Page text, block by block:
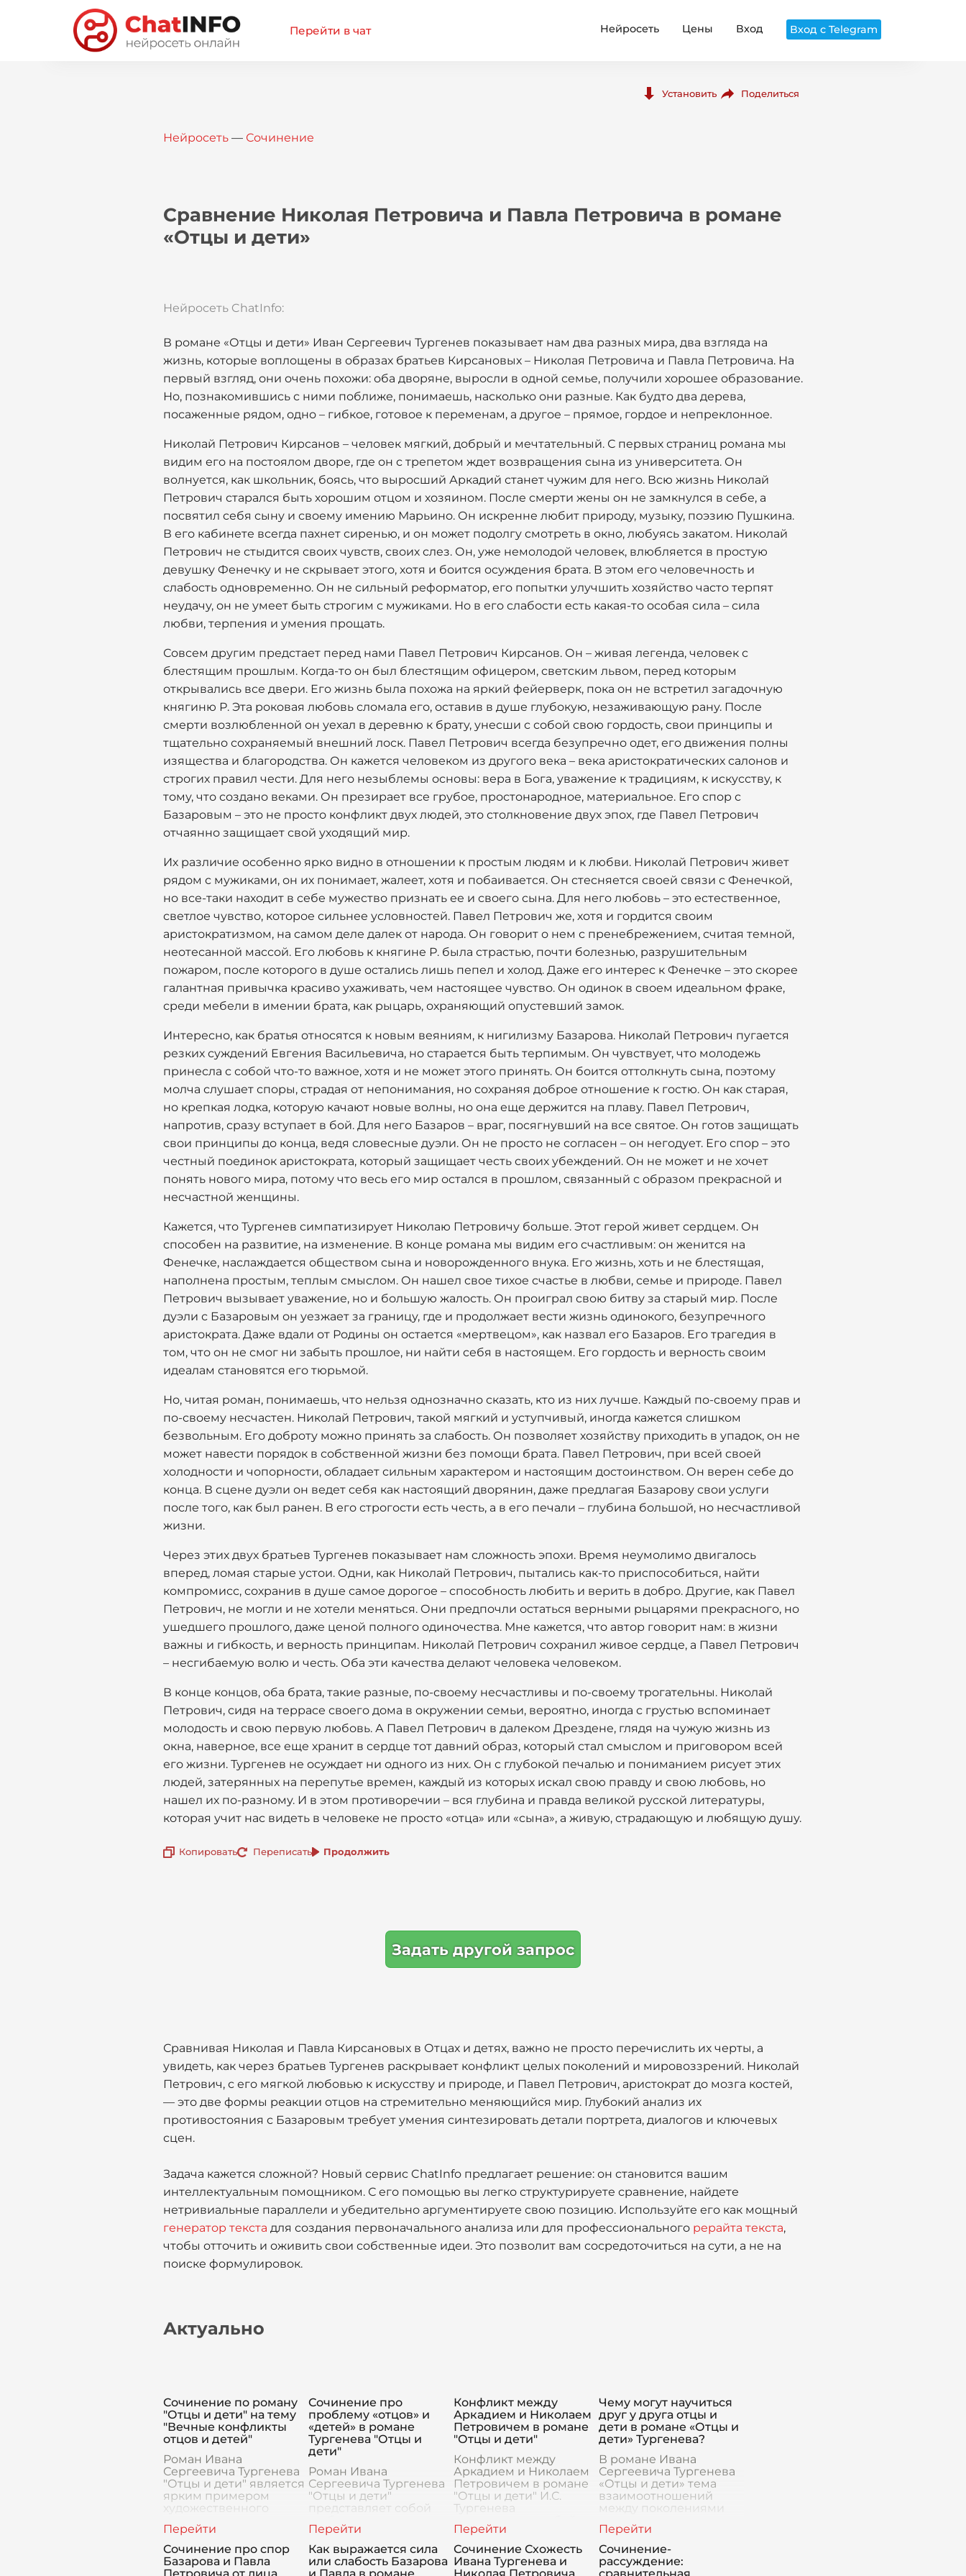
Перейти в чат Нейросеть Цены Вход Вход с Telegram
Установить Поделиться
Нейросеть — Сочинение
Сравнение Николая Петровича и Павла Петровича в романе
«Отцы и дети»
Нейросеть ChatInfo:
В романе «Отцы и дети» Иван Сергеевич Тургенев показывает нам два разных мира, два взгляда на
жизнь, которые воплощены в образах братьев Кирсановых – Николая Петровича и Павла Петровича. На
первый взгляд, они очень похожи: оба дворяне, выросли в одной семье, получили хорошее образование.
Но, познакомившись с ними поближе, понимаешь, насколько они разные. Как будто два дерева,
посаженные рядом, одно – гибкое, готовое к переменам, а другое – прямое, гордое и непреклонное.
Николай Петрович Кирсанов – человек мягкий, добрый и мечтательный. С первых страниц романа мы
видим его на постоялом дворе, где он с трепетом ждет возвращения сына из университета. Он
волнуется, как школьник, боясь, что выросший Аркадий станет чужим для него. Всю жизнь Николай
Петрович старался быть хорошим отцом и хозяином. После смерти жены он не замкнулся в себе, а
посвятил себя сыну и своему имению Марьино. Он искренне любит природу, музыку, поэзию Пушкина.
В его кабинете всегда пахнет сиренью, и он может подолгу смотреть в окно, любуясь закатом. Николай
Петрович не стыдится своих чувств, своих слез. Он, уже немолодой человек, влюбляется в простую
девушку Фенечку и не скрывает этого, хотя и боится осуждения брата. В этом его человечность и
слабость одновременно. Он не сильный реформатор, его попытки улучшить хозяйство часто терпят
неудачу, он не умеет быть строгим с мужиками. Но в его слабости есть какая-то особая сила – сила
любви, терпения и умения прощать.
Совсем другим предстает перед нами Павел Петрович Кирсанов. Он – живая легенда, человек с
блестящим прошлым. Когда-то он был блестящим офицером, светским львом, перед которым
открывались все двери. Его жизнь была похожа на яркий фейерверк, пока он не встретил загадочную
княгиню Р. Эта роковая любовь сломала его, оставив в душе глубокую, незаживающую рану. После
смерти возлюбленной он уехал в деревню к брату, унесши с собой свою гордость, свои принципы и
тщательно сохраняемый внешний лоск. Павел Петрович всегда безупречно одет, его движения полны
изящества и благородства. Он кажется человеком из другого века – века аристократических салонов и
строгих правил чести. Для него незыблемы основы: вера в Бога, уважение к традициям, к искусству, к
тому, что создано веками. Он презирает все грубое, простонародное, материальное. Его спор с
Базаровым – это не просто конфликт двух людей, это столкновение двух эпох, где Павел Петрович
отчаянно защищает свой уходящий мир.
Их различие особенно ярко видно в отношении к простым людям и к любви. Николай Петрович живет
рядом с мужиками, он их понимает, жалеет, хотя и побаивается. Он стесняется своей связи с Фенечкой,
но все-таки находит в себе мужество признать ее и своего сына. Для него любовь – это естественное,
светлое чувство, которое сильнее условностей. Павел Петрович же, хотя и гордится своим
аристократизмом, на самом деле далек от народа. Он говорит о нем с пренебрежением, считая темной,
неотесанной массой. Его любовь к княгине Р. была страстью, почти болезнью, разрушительным
пожаром, после которого в душе остались лишь пепел и холод. Даже его интерес к Фенечке – это скорее
галантная привычка красиво ухаживать, чем настоящее чувство. Он одинок в своем идеальном фраке,
среди мебели в имении брата, как рыцарь, охраняющий опустевший замок.
Интересно, как братья относятся к новым веяниям, к нигилизму Базарова. Николай Петрович пугается
резких суждений Евгения Васильевича, но старается быть терпимым. Он чувствует, что молодежь
принесла с собой что-то важное, хотя и не может этого принять. Он боится оттолкнуть сына, поэтому
молча слушает споры, страдая от непонимания, но сохраняя доброе отношение к гостю. Он как старая,
но крепкая лодка, которую качают новые волны, но она еще держится на плаву. Павел Петрович,
напротив, сразу вступает в бой. Для него Базаров – враг, посягнувший на все святое. Он готов защищать
свои принципы до конца, ведя словесные дуэли. Он не просто не согласен – он негодует. Его спор – это
честный поединок аристократа, который защищает честь своих убеждений. Он не может и не хочет
понять нового мира, потому что весь его мир остался в прошлом, связанный с образом прекрасной и
несчастной женщины.
Кажется, что Тургенев симпатизирует Николаю Петровичу больше. Этот герой живет сердцем. Он
способен на развитие, на изменение. В конце романа мы видим его счастливым: он женится на
Фенечке, наслаждается обществом сына и новорожденного внука. Его жизнь, хоть и не блестящая,
наполнена простым, теплым смыслом. Он нашел свое тихое счастье в любви, семье и природе. Павел
Петрович вызывает уважение, но и большую жалость. Он проиграл свою битву за старый мир. После
дуэли с Базаровым он уезжает за границу, где и продолжает вести жизнь одинокого, безупречного
аристократа. Даже вдали от Родины он остается «мертвецом», как назвал его Базаров. Его трагедия в
том, что он не смог ни забыть прошлое, ни найти себя в настоящем. Его гордость и верность своим
идеалам становятся его тюрьмой.
Но, читая роман, понимаешь, что нельзя однозначно сказать, кто из них лучше. Каждый по-своему прав и
по-своему несчастен. Николай Петрович, такой мягкий и уступчивый, иногда кажется слишком
безвольным. Его доброту можно принять за слабость. Он позволяет хозяйству приходить в упадок, он не
может навести порядок в собственной жизни без помощи брата. Павел Петрович, при всей своей
холодности и чопорности, обладает сильным характером и настоящим достоинством. Он верен себе до
конца. В сцене дуэли он ведет себя как настоящий дворянин, даже предлагая Базарову свои услуги
после того, как был ранен. В его строгости есть честь, а в его печали – глубина большой, но несчастливой
жизни.
Через этих двух братьев Тургенев показывает нам сложность эпохи. Время неумолимо двигалось
вперед, ломая старые устои. Одни, как Николай Петрович, пытались как-то приспособиться, найти
компромисс, сохранив в душе самое дорогое – способность любить и верить в добро. Другие, как Павел
Петрович, не могли и не хотели меняться. Они предпочли остаться верными рыцарями прекрасного, но
ушедшего прошлого, даже ценой полного одиночества. Мне кажется, что автор говорит нам: в жизни
важны и гибкость, и верность принципам. Николай Петрович сохранил живое сердце, а Павел Петрович
– несгибаемую волю и честь. Оба эти качества делают человека человеком.
В конце концов, оба брата, такие разные, по-своему несчастливы и по-своему трогательны. Николай
Петрович, сидя на террасе своего дома в окружении семьи, вероятно, иногда с грустью вспоминает
молодость и свою первую любовь. А Павел Петрович в далеком Дрездене, глядя на чужую жизнь из
окна, наверное, все еще хранит в сердце тот давний образ, который стал смыслом и приговором всей
его жизни. Тургенев не осуждает ни одного из них. Он с глубокой печалью и пониманием рисует этих
людей, затерянных на перепутье времен, каждый из которых искал свою правду и свою любовь, но
нашел их по-разному. И в этом противоречии – вся глубина и правда великой русской литературы,
которая учит нас видеть в человеке не просто «отца» или «сына», а живую, страдающую и любящую душу.
Копировать Переписать Продолжить
Задать другой запрос
Сравнивая Николая и Павла Кирсановых в Отцах и детях, важно не просто перечислить их черты, а
увидеть, как через братьев Тургенев раскрывает конфликт целых поколений и мировоззрений. Николай
Петрович, с его мягкой любовью к искусству и природе, и Павел Петрович, аристократ до мозга костей,
— это две формы реакции отцов на стремительно меняющийся мир. Глубокий анализ их
противостояния с Базаровым требует умения синтезировать детали портрета, диалогов и ключевых
сцен.
Задача кажется сложной? Новый сервис ChatInfo предлагает решение: он становится вашим
интеллектуальным помощником. С его помощью вы легко структурируете сравнение, найдете
нетривиальные параллели и убедительно аргументируете свою позицию. Используйте его как мощный
генератор текста для создания первоначального анализа или для профессионального рерайта текста,
чтобы отточить и оживить свои собственные идеи. Это позволит вам сосредоточиться на сути, а не на
поиске формулировок.
Актуально
Сочинение по роману
"Отцы и дети" на тему
"Вечные конфликты
отцов и детей"
Роман Ивана
Сергеевича Тургенева
"Отцы и дети" является
ярким примером
художественного
затрагивающего
вечную тему конфликта
поколений. Этот
конфликт, являющийся
Сочинение про
проблему «отцов» и
«детей» в романе
Тургенева "Отцы и
дети"
Роман Ивана
Сергеевича Тургенева
"Отцы и дети"
представляет собой
одной из вечных тем в
литературе –
конфликта поколений.
В произведении
Конфликт между
Аркадием и Николаем
Петровичем в романе
"Отцы и дети"
Конфликт между
Аркадием и Николаем
Петровичем в романе
"Отцы и дети" И.С.
Тургенева
центральный элемент
повествования,
отражающий глубокие
социальные и
Чему могут научиться
друг у друга отцы и
дети в романе «Отцы и
дети» Тургенева?
В романе Ивана
Сергеевича Тургенева
«Отцы и дети» тема
взаимоотношений
между поколениями
место. Как старшие, так
и младшие герои
произведения имеют
свои уникал
Сочинение про спор
Базарова и Павла
Как выражается сила
или слабость Базарова
Сочинение Схожесть
Ивана Тургенева и
Сочинение-
рассуждение: